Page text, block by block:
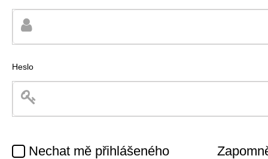
Heslo
Nechat mě přihlášeného